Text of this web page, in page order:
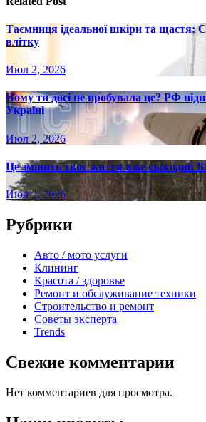
Таємниця ідеальної шкіри та щастя:
влітку
Июл 2, 2026
Чому ти досі не пробувала це? РФ
Україні
Июл 2, 2026
Це змінить твоє життя вже сьогодні:
Июл 2, 2026
Рубрики
Авто / мото услуги
Клининг
Красота / здоровье
Ремонт и обслуживание техники
Строительство и ремонт
Советы эксперта
Trends
Свежие комментарии
Нет комментариев для просмотра.